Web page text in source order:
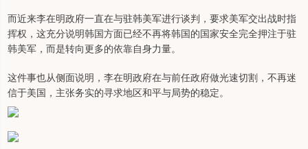
而近来李在明政府一直在与驻韩美军进行谈判，要求美军交出战时指
挥权，这充分说明韩国方面已经不再将韩国的国家安全完全押注于驻
韩美军，而是转向更多的依靠自身力量。
这件事也从侧面说明，李在明政府在与前任政府做光速切割，不再迷
信于美国，主张务实的寻求地区和平与局势的稳定。